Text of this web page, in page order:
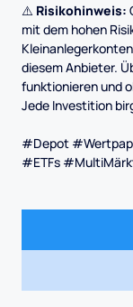
⚠️ Risikohinweis:
mit dem hohen
diesem Anbieter.
funktionieren und
Jede Investition
#Depot
#ETFs